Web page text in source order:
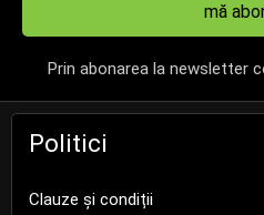
mă
Prin abonarea la newsletter
Politici
Clauze și condiții